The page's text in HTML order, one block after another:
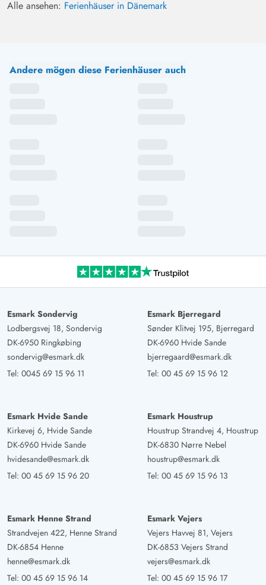
Alle ansehen: Ferienhäuser in Dänemark
Andere mögen diese Ferienhäuser auch
Esmark Sondervig
Lodbergsvej 18, Sondervig
DK-6950 Ringkøbing
sondervig@esmark.dk
Tel: 0045 69 15 96 11
Esmark Bjerregard
Sønder Klitvej 195, Bjerregard
DK-6960 Hvide Sande
bjerregaard@esmark.dk
Tel: 00 45 69 15 96 12
Esmark Hvide Sande
Kirkevej 6, Hvide Sande
DK-6960 Hvide Sande
hvidesande@esmark.dk
Tel: 00 45 69 15 96 20
Esmark Houstrup
Houstrup Strandvej 4, Houstrup
DK-6830 Nørre Nebel
houstrup@esmark.dk
Tel: 00 45 69 15 96 13
Esmark Henne Strand
Strandvejen 422, Henne Strand
DK-6854 Henne
henne@esmark.dk
Tel: 00 45 69 15 96 14
Esmark Vejers
Vejers Havvej 81, Vejers
DK-6853 Vejers Strand
vejers@esmark.dk
Tel: 00 45 69 15 96 17